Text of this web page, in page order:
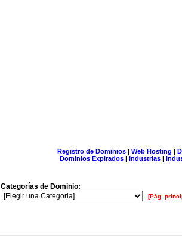
Registro de Dominios| Web Hosting |
Dominios Expirados | Industrias |
Categorías de Dominio:
[Pág.